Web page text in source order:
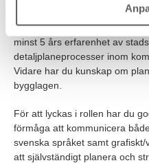
samhällsplanerare,
motsvarande med relevant
minst 5 års erfarenhet av
detaljplaneprocesser inom
Vidare har du kunskap om
bygglagen.
För att lyckas i rollen har du
förmåga att kommunicera
svenska språket samt
att självständigt planera och